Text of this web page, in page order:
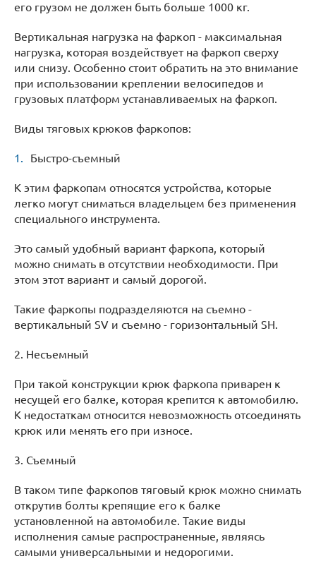
его грузом не должен быть больше 1000 кг.
Вертикальная нагрузка на фаркоп - максимальная
нагрузка, которая воздействует на фаркоп сверху
или снизу. Особенно стоит обратить на это внимание
при использовании креплении велосипедов и
грузовых платформ устанавливаемых на фаркоп.
Виды тяговых крюков фаркопов:
Быстро-съемный
К этим фаркопам относятся устройства, которые
легко могут сниматься владельцем без применения
специального инструмента.
Это самый удобный вариант фаркопа, который
можно снимать в отсутствии необходимости. При
этом этот вариант и самый дорогой.
Такие фаркопы подразделяются на съемно -
вертикальный SV и съемно - горизонтальный SH.
2. Несъемный
При такой конструкции крюк фаркопа приварен к
несущей его балке, которая крепится к автомобилю.
К недостаткам относится невозможность отсоединять
крюк или менять его при износе.
3. Съемный
В таком типе фаркопов тяговый крюк можно снимать
открутив болты крепящие его к балке
установленной на автомобиле. Такие виды
исполнения самые распространенные, являясь
самыми универсальными и недорогими.